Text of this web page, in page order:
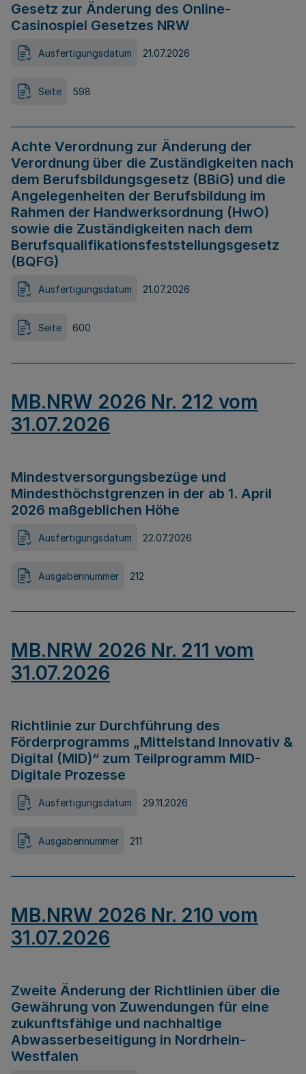
Gesetz zur Änderung des Online-
Casinospiel Gesetzes NRW
Ausfertigungsdatum 21.07.2026
Seite 598
Achte Verordnung zur Änderung der
Verordnung über die Zuständigkeiten nach
dem Berufsbildungsgesetz (BBiG) und die
Angelegenheiten der Berufsbildung im
Rahmen der Handwerksordnung (HwO)
sowie die Zuständigkeiten nach dem
Berufsqualifikationsfeststellungsgesetz
(BQFG)
Ausfertigungsdatum 21.07.2026
Seite 600
MB.NRW 2026 Nr. 212 vom
31.07.2026
Mindestversorgungsbezüge und
Mindesthöchstgrenzen in der ab 1. April
2026 maßgeblichen Höhe
Ausfertigungsdatum 22.07.2026
Ausgabennummer 212
MB.NRW 2026 Nr. 211 vom
31.07.2026
Richtlinie zur Durchführung des
Förderprogramms „Mittelstand Innovativ &
Digital (MID)“ zum Teilprogramm MID-
Digitale Prozesse
Ausfertigungsdatum 29.11.2026
Ausgabennummer 211
MB.NRW 2026 Nr. 210 vom
31.07.2026
Zweite Änderung der Richtlinien über die
Gewährung von Zuwendungen für eine
zukunftsfähige und nachhaltige
Abwasserbeseitigung in Nordrhein-
Westfalen